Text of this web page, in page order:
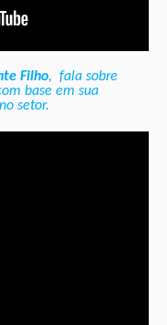
Filho, fala sobre
base em sua
setor.